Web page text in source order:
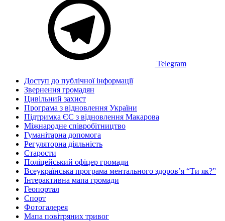
Telegram
Доступ до публічної інформації
Звернення громадян
Цивільний захист
Програма з відновлення України
Підтримка ЄС з відновлення Макарова
Міжнародне співробітництво
Гуманітарна допомога
Регуляторна діяльність
Старости
Поліцейський офіцер громади
Всеукраїнська програма ментального здоров’я “Ти як?”
Інтерактивна мапа громади
Геопортал
Спорт
Фотогалерея
Мапа повітряних тривог